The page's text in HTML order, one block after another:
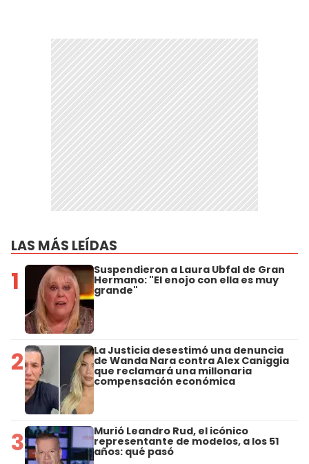
LAS MÁS LEÍDAS
1 Suspendieron a Laura Ubfal de Gran
Hermano: "El enojo con ella es muy
grande"
2 La Justicia desestimó una denuncia
de Wanda Nara contra Alex Caniggia
que reclamará una millonaria
compensación económica
3 Murió Leandro Rud, el icónico
representante de modelos, a los 51
años: qué pasó